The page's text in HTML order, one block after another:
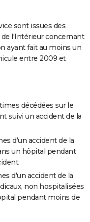
sont issues des
l'Intérieur concernant
ayant fait au moins un
entre 2009 et
décédées sur le
suivi un accident de la
d'un accident de la
un hôpital pendant
d'un accident de la
non hospitalisées
pendant moins de